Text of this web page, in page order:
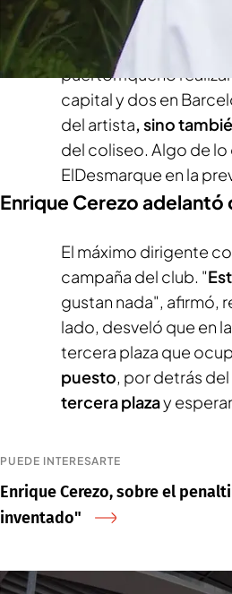
Madrid
El Riyadh
Bad Bunny
puertorriqueño
capital y dos en
del artista, sino
del coliseo. Algo de
ElDesmarque en la
Enrique Cerezo
El máximo dirigente
campaña del club. "
gustan nada", afirmó,
lado, desveló que en
tercera plaza que
puesto, por detrás del
tercera plazay
PUEDE INTERESARTE
Enrique Cerezo, sobre el
inventado"